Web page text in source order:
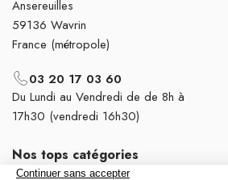
Ansereuilles
59136 Wavrin
France (métropole)
03 20 17 03 60
Du Lundi au Vendredi de de 8h à
17h30 (vendredi 16h30)
Nos tops catégories